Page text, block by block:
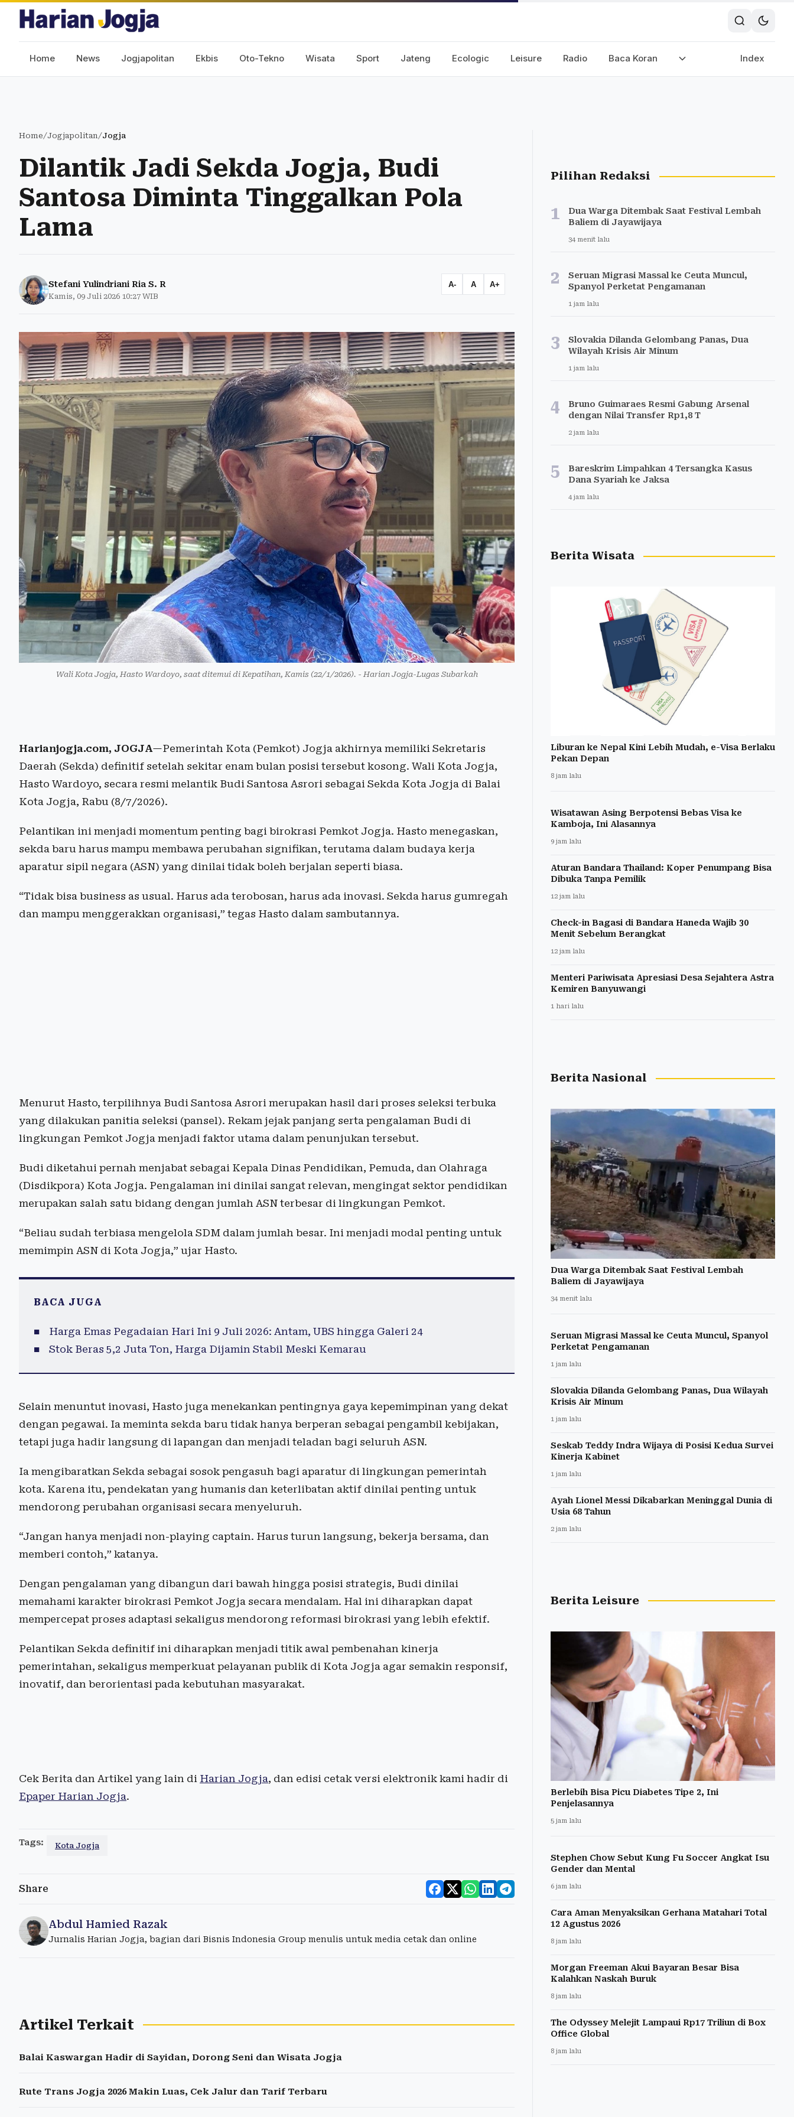
Home News Jogjapolitan Ekbis Oto-Tekno Wisata Sport Jateng Ecologic Leisure Radio Baca Koran Index
Home/Jogjapolitan/Jogja
Dilantik Jadi Sekda Jogja, Budi
Santosa Diminta Tinggalkan Pola
Lama
Stefani Yulindriani Ria S. R
Kamis, 09 Juli 2026 10:27 WIB
A- A A+
Wali Kota Jogja, Hasto Wardoyo, saat ditemui di Kepatihan, Kamis (22/1/2026). - Harian Jogja-Lugas Subarkah
Harianjogja.com, JOGJA—Pemerintah Kota (Pemkot) Jogja akhirnya memiliki Sekretaris
Daerah (Sekda) definitif setelah sekitar enam bulan posisi tersebut kosong. Wali Kota Jogja,
Hasto Wardoyo, secara resmi melantik Budi Santosa Asrori sebagai Sekda Kota Jogja di Balai
Kota Jogja, Rabu (8/7/2026).
Pelantikan ini menjadi momentum penting bagi birokrasi Pemkot Jogja. Hasto menegaskan,
sekda baru harus mampu membawa perubahan signifikan, terutama dalam budaya kerja
aparatur sipil negara (ASN) yang dinilai tidak boleh berjalan seperti biasa.
“Tidak bisa business as usual. Harus ada terobosan, harus ada inovasi. Sekda harus gumregah
dan mampu menggerakkan organisasi,” tegas Hasto dalam sambutannya.
Menurut Hasto, terpilihnya Budi Santosa Asrori merupakan hasil dari proses seleksi terbuka
yang dilakukan panitia seleksi (pansel). Rekam jejak panjang serta pengalaman Budi di
lingkungan Pemkot Jogja menjadi faktor utama dalam penunjukan tersebut.
Budi diketahui pernah menjabat sebagai Kepala Dinas Pendidikan, Pemuda, dan Olahraga
(Disdikpora) Kota Jogja. Pengalaman ini dinilai sangat relevan, mengingat sektor pendidikan
merupakan salah satu bidang dengan jumlah ASN terbesar di lingkungan Pemkot.
“Beliau sudah terbiasa mengelola SDM dalam jumlah besar. Ini menjadi modal penting untuk
memimpin ASN di Kota Jogja,” ujar Hasto.
BACA JUGA
Harga Emas Pegadaian Hari Ini 9 Juli 2026: Antam, UBS hingga Galeri 24
Stok Beras 5,2 Juta Ton, Harga Dijamin Stabil Meski Kemarau
Selain menuntut inovasi, Hasto juga menekankan pentingnya gaya kepemimpinan yang dekat
dengan pegawai. Ia meminta sekda baru tidak hanya berperan sebagai pengambil kebijakan,
tetapi juga hadir langsung di lapangan dan menjadi teladan bagi seluruh ASN.
Ia mengibaratkan Sekda sebagai sosok pengasuh bagi aparatur di lingkungan pemerintah
kota. Karena itu, pendekatan yang humanis dan keterlibatan aktif dinilai penting untuk
mendorong perubahan organisasi secara menyeluruh.
“Jangan hanya menjadi non-playing captain. Harus turun langsung, bekerja bersama, dan
memberi contoh,” katanya.
Dengan pengalaman yang dibangun dari bawah hingga posisi strategis, Budi dinilai
memahami karakter birokrasi Pemkot Jogja secara mendalam. Hal ini diharapkan dapat
mempercepat proses adaptasi sekaligus mendorong reformasi birokrasi yang lebih efektif.
Pelantikan Sekda definitif ini diharapkan menjadi titik awal pembenahan kinerja
pemerintahan, sekaligus memperkuat pelayanan publik di Kota Jogja agar semakin responsif,
inovatif, dan berorientasi pada kebutuhan masyarakat.
Cek Berita dan Artikel yang lain di Harian Jogja, dan edisi cetak versi elektronik kami hadir di
Epaper Harian Jogja.
Tags: Kota Jogja
Share
Abdul Hamied Razak
Jurnalis Harian Jogja, bagian dari Bisnis Indonesia Group menulis untuk media cetak dan online
Artikel Terkait
Balai Kaswargan Hadir di Sayidan, Dorong Seni dan Wisata Jogja
Rute Trans Jogja 2026 Makin Luas, Cek Jalur dan Tarif Terbaru
Pilihan Redaksi
1
Dua Warga Ditembak Saat Festival Lembah
Baliem di Jayawijaya
34 menit lalu
2
Seruan Migrasi Massal ke Ceuta Muncul,
Spanyol Perketat Pengamanan
1 jam lalu
3
Slovakia Dilanda Gelombang Panas, Dua
Wilayah Krisis Air Minum
1 jam lalu
4
Bruno Guimaraes Resmi Gabung Arsenal
dengan Nilai Transfer Rp1,8 T
2 jam lalu
5
Bareskrim Limpahkan 4 Tersangka Kasus
Dana Syariah ke Jaksa
4 jam lalu
Berita Wisata
Liburan ke Nepal Kini Lebih Mudah, e-Visa Berlaku
Pekan Depan
8 jam lalu
Wisatawan Asing Berpotensi Bebas Visa ke
Kamboja, Ini Alasannya
9 jam lalu
Aturan Bandara Thailand: Koper Penumpang Bisa
Dibuka Tanpa Pemilik
12 jam lalu
Check-in Bagasi di Bandara Haneda Wajib 30
Menit Sebelum Berangkat
12 jam lalu
Menteri Pariwisata Apresiasi Desa Sejahtera Astra
Kemiren Banyuwangi
1 hari lalu
Berita Nasional
Dua Warga Ditembak Saat Festival Lembah
Baliem di Jayawijaya
34 menit lalu
Seruan Migrasi Massal ke Ceuta Muncul, Spanyol
Perketat Pengamanan
1 jam lalu
Slovakia Dilanda Gelombang Panas, Dua Wilayah
Krisis Air Minum
1 jam lalu
Seskab Teddy Indra Wijaya di Posisi Kedua Survei
Kinerja Kabinet
1 jam lalu
Ayah Lionel Messi Dikabarkan Meninggal Dunia di
Usia 68 Tahun
2 jam lalu
Berita Leisure
Berlebih Bisa Picu Diabetes Tipe 2, Ini
Penjelasannya
5 jam lalu
Stephen Chow Sebut Kung Fu Soccer Angkat Isu
Gender dan Mental
6 jam lalu
Cara Aman Menyaksikan Gerhana Matahari Total
12 Agustus 2026
8 jam lalu
Morgan Freeman Akui Bayaran Besar Bisa
Kalahkan Naskah Buruk
8 jam lalu
The Odyssey Melejit Lampaui Rp17 Triliun di Box
Office Global
8 jam lalu